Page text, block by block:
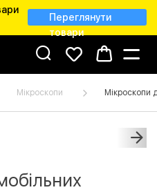
Переглянути
товари
Мікроскопи Мікроскопи